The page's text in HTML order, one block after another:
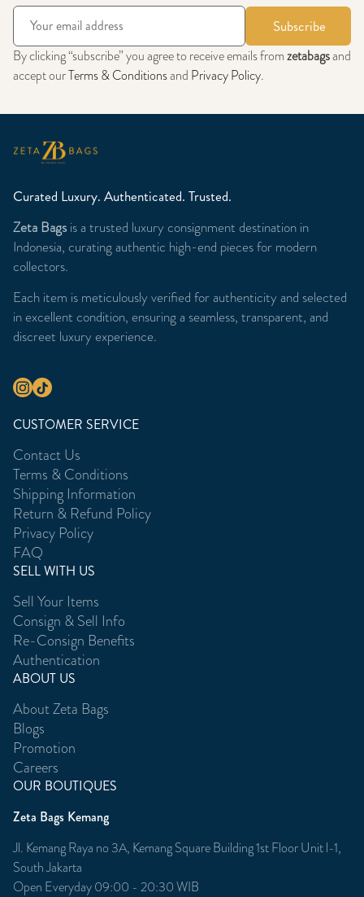
Subscribe
By clicking “subscribe” you agree to receive emails fromzetabagsand
accept ourTerms & Conditionsand Privacy Policy.
Curated Luxury. Authenticated. Trusted.
Zeta Bagsis a trusted luxury consignment destination in
Indonesia, curating authentic high-end pieces for modern
collectors.
Each item is meticulously verified for authenticity and selected
in excellent condition, ensuring a seamless, transparent, and
discreet luxury experience.
CUSTOMER SERVICE
Contact Us
Terms & Conditions
Shipping Information
Return & Refund Policy
Privacy Policy
FAQ
SELL WITH US
Sell Your Items
Consign & Sell Info
Re-Consign Benefits
Authentication
ABOUT US
About Zeta Bags
Blogs
Promotion
Careers
OUR BOUTIQUES
Zeta Bags Kemang
Jl. Kemang Raya no 3A, Kemang Square Building 1st Floor Unit l-1,
South Jakarta
Open Everyday 09:00 - 20:30 WIB